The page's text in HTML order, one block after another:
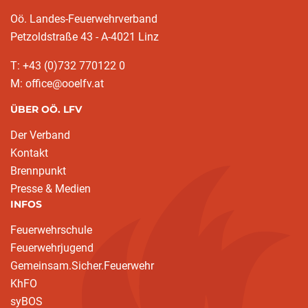
Oö. Landes-Feuerwehrverband
Petzoldstraße 43 - A-4021 Linz
T: +43 (0)732 770122 0
M: office@ooelfv.at
ÜBER OÖ. LFV
Der Verband
Kontakt
Brennpunkt
Presse & Medien
INFOS
Feuerwehrschule
Feuerwehrjugend
Gemeinsam.Sicher.Feuerwehr
KhFO
syBOS